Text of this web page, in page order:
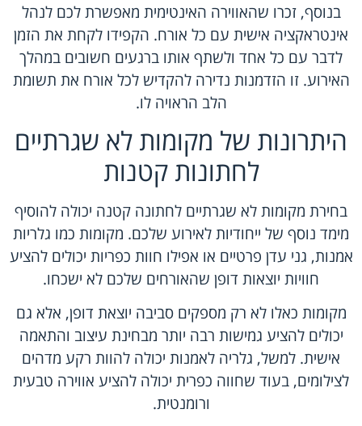
בנוסף, זכרו שהאווירה האינטימית מאפשרת לכם לנהל
אינטראקציה אישית עם כל אורח. הקפידו לקחת את הזמן
לדבר עם כל אחד ולשתף אותו ברגעים חשובים במהלך
האירוע. זו הזדמנות נדירה להקדיש לכל אורח את תשומת
הלב הראויה לו.
היתרונות של מקומות לא שגרתיים
לחתונות קטנות
בחירת מקומות לא שגרתיים לחתונה קטנה יכולה להוסיף
מימד נוסף של ייחודיות לאירוע שלכם. מקומות כמו גלריות
אמנות, גני עדן פרטיים או אפילו חוות כפריות יכולים להציע
חוויות יוצאות דופן שהאורחים שלכם לא ישכחו.
מקומות כאלו לא רק מספקים סביבה יוצאת דופן, אלא גם
יכולים להציע גמישות רבה יותר מבחינת עיצוב והתאמה
אישית. למשל, גלריה לאמנות יכולה להוות רקע מדהים
לצילומים, בעוד שחווה כפרית יכולה להציע אווירה טבעית
ורומנטית.